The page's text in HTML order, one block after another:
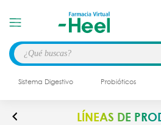
Sistema Digestivo Probióticos
LÍNEAS DE